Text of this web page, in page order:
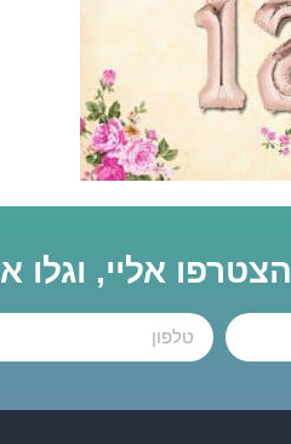
הצטרפו אליי,